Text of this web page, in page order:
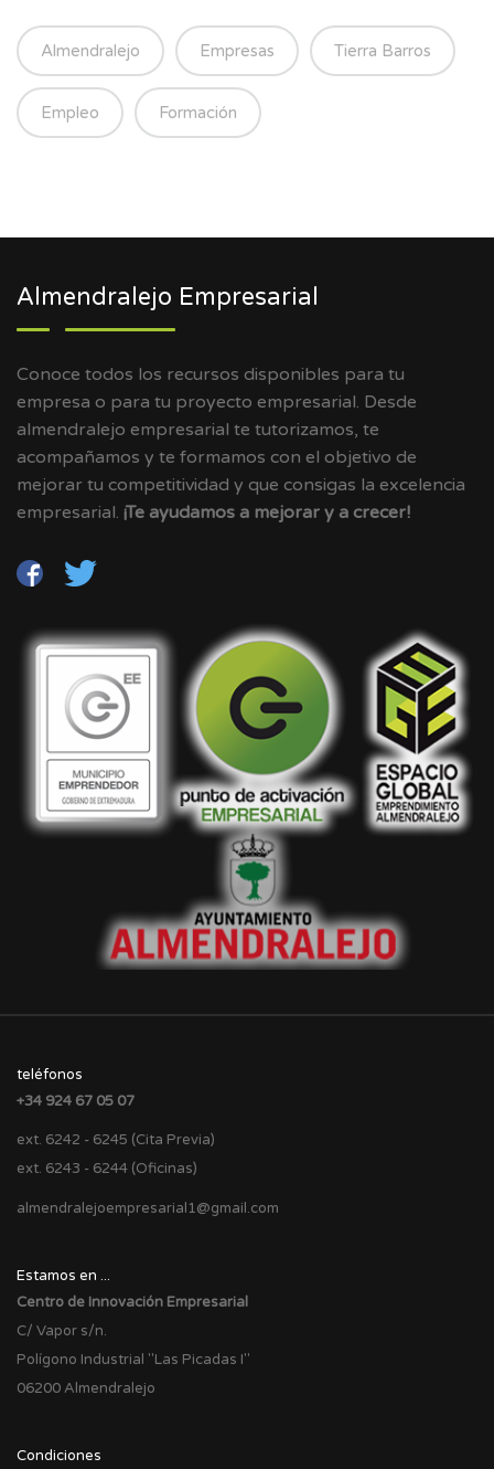
Almendralejo Empresas Tierra Barros
Empleo Formación
Almendralejo Empresarial
Conoce todos los recursos disponibles para tu
empresa o para tu proyecto empresarial. Desde
almendralejo empresarial te tutorizamos, te
acompañamos y te formamos con el objetivo de
mejorar tu competitividad y que consigas la excelencia
empresarial. ¡Te ayudamos a mejorar y a crecer!
teléfonos
+34 924 67 05 07
ext. 6242 - 6245 (Cita Previa)
ext. 6243 - 6244 (Oficinas)
almendralejoempresarial1@gmail.com
Estamos en ...
Centro de Innovación Empresarial
C/ Vapor s/n.
Polígono Industrial "Las Picadas I"
06200 Almendralejo
Condiciones